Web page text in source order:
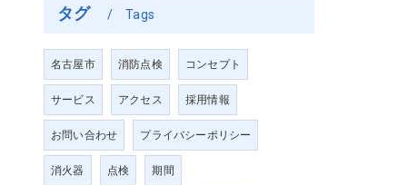
タグ Tags
名古屋市 消防点検 コンセプト
サービス アクセス 採用情報
お問い合わせ プライバシーポリシー
消火器 点検 期間